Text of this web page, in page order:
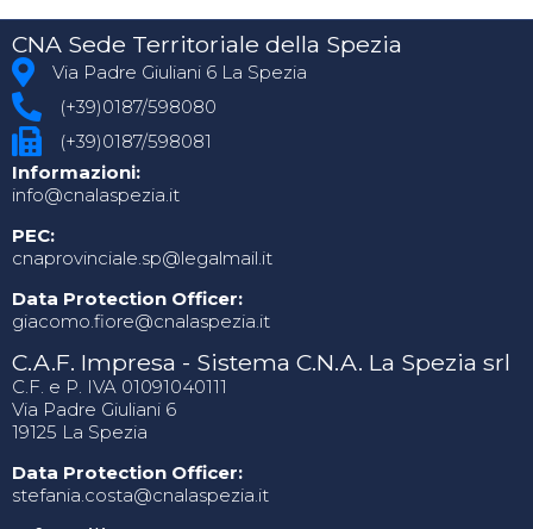
CNA Sede Territoriale della Spezia
Via Padre Giuliani 6 La Spezia
(+39)0187/598080
(+39)0187/598081
Informazioni:
info@cnalaspezia.it
PEC:
cnaprovinciale.sp@legalmail.it
Data Protection Officer:
giacomo.fiore@cnalaspezia.it
C.A.F. Impresa - Sistema C.N.A. La Spezia srl
C.F. e P. IVA 01091040111
Via Padre Giuliani 6
19125 La Spezia
Data Protection Officer:
stefania.costa@cnalaspezia.it